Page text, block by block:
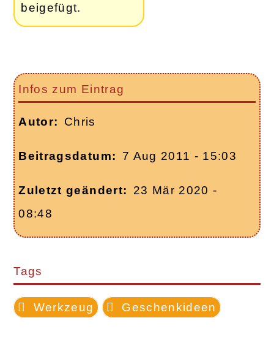
beigefügt.
Infos zum Eintrag
Autor Chris
Beitragsdatum 7 Aug 2011 - 15:03
Zuletzt geändert
23 Mär 2020 -
08:48
Tags
Werkzeug Geschenkideen